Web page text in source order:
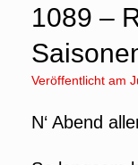
1089 –
Veröffentlicht am
N‘ Abend